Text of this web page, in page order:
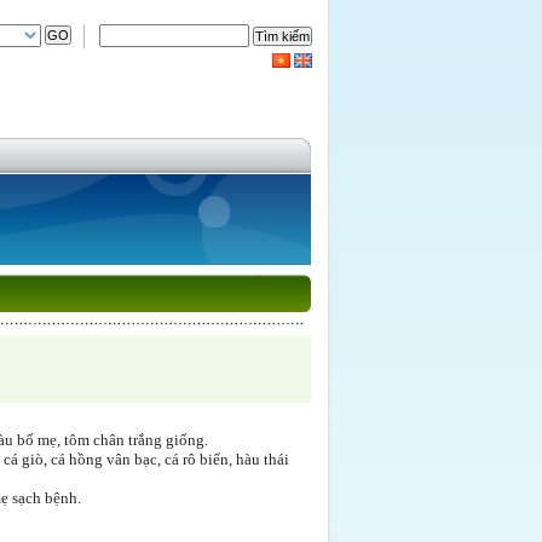
bố mẹ, tôm chân trắng giống.
giò, cá hồng vân bạc, cá rô biển, hàu thái
sạch bệnh.